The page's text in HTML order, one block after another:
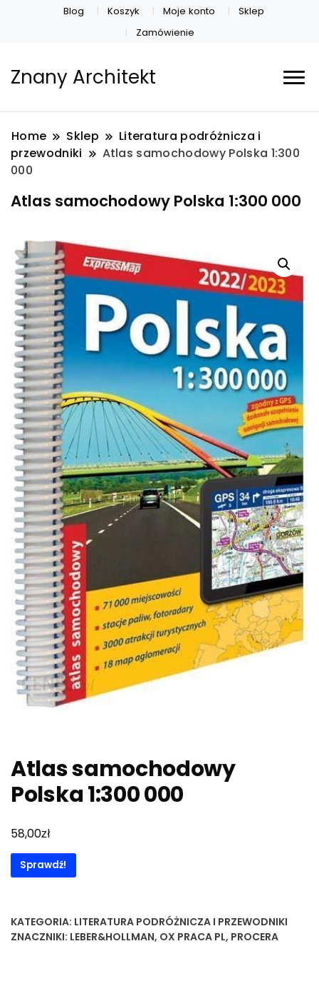
Blog Koszyk Moje konto
Sklep
Zamówienie
Znany Architekt
Home Sklep
Literatura podróżnicza i
przewodniki
Atlas samochodowy Polska 1:300
000
Atlas samochodowy Polska 1:300 000
Atlas samochodowy
Polska 1:300 000
58,00zł
Sprawdź!
KATEGORIA: LITERATURA PODRÓŻNICZA I PRZEWODNIKI
ZNACZNIKI: LEBER&HOLLMAN, OX PRACA PL, PROCERA